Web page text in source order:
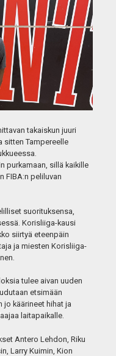
takaiskun juuri
sitten Tampereelle
purkamaan, sillä kaikille
FIBA:n peliluvan
suorituksensa,
Korisliiga-kausi
siirtyä eteenpäin
ja miesten Korisliiga-
tulee aivan uuden
etsimään
jo käärineet hihat ja
laitapaikalle.
Antero Lehdon, Riku
Larry Kuimin, Kion